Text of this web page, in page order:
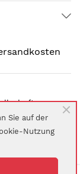
Sie auf der
Nutzung